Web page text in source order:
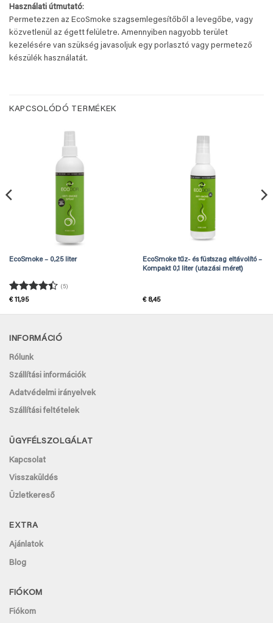
Használati útmutató:
Permetezzen az EcoSmoke szagsemlegesítőből a levegőbe, vagy
közvetlenül az égett felületre. Amennyiben nagyobb terület
kezelésére van szükség javasoljuk egy porlasztó vagy permetező
készülék használatát.
KAPCSOLÓDÓ TERMÉKEK
EcoSmoke – 0,25 liter
Értékelés:
(5)
€11,95
EcoSmoke tűz- és füstszag eltávolító –
Kompakt 0,1 liter (utazási méret)
€8,45
INFORMÁCIÓ
Rólunk
Szállítási információk
Adatvédelmi irányelvek
Szállítási feltételek
ÜGYFÉLSZOLGÁLAT
Kapcsolat
Visszaküldés
Üzletkereső
EXTRA
Ajánlatok
Blog
FIÓKOM
Fiókom